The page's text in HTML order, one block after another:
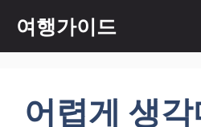
츠
여행가이드
어렵게 생